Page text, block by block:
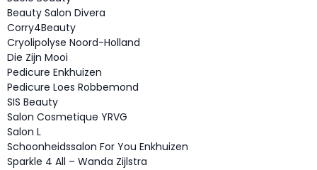
Beauty Salon Divera
Corry4Beauty
Cryolipolyse Noord-Holland
Die Zijn Mooi
Pedicure Enkhuizen
Pedicure Loes Robbemond
SIS Beauty
Salon Cosmetique YRVG
Salon L
Schoonheidssalon For You Enkhuizen
Sparkle 4 All – Wanda Zijlstra